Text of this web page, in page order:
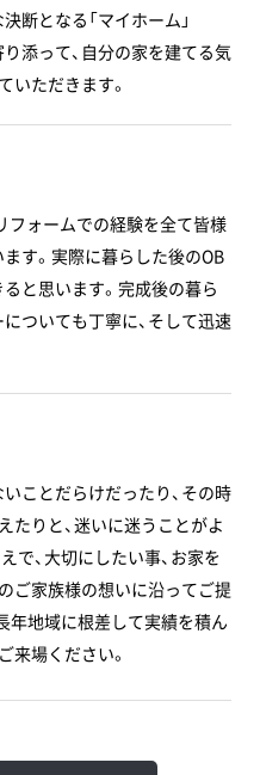
断となる「マイホーム」
添って、自分の家を建てる気
いただきます。
フォームでの経験を全て皆様
す。実際に暮らした後のOB
と思います。完成後の暮ら
ついても丁寧に、そして迅速
ことだらけだったり、その時
たりと、迷いに迷うことがよ
で、大切にしたい事、お家を
ご家族様の想いに沿ってご提
年地域に根差して実績を積ん
来場ください。